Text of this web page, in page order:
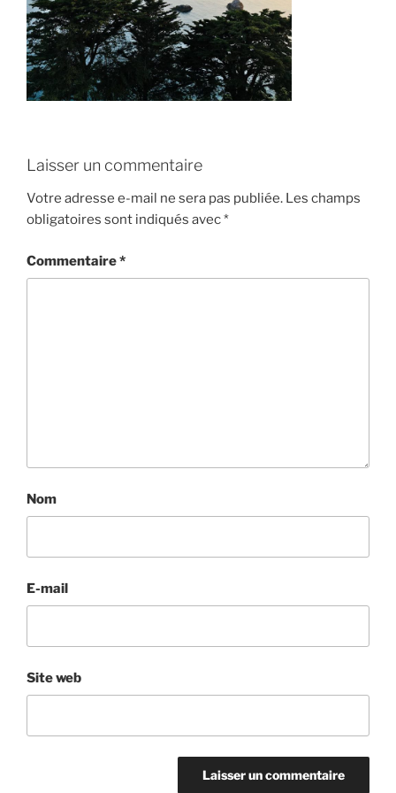
Laisser un commentaire
Votre adresse e-mail ne sera pas publiée. Les champs
obligatoires sont indiqués avec*
Commentaire*
Nom
E-mail
Site web